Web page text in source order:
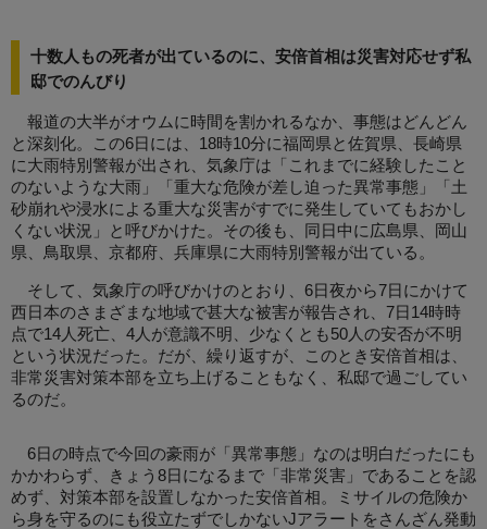
十数人もの死者が出ているのに、安倍首相は災害対応せず私
邸でのんびり
報道の大半がオウムに時間を割かれるなか、事態はどんどん
と深刻化。この6日には、18時10分に福岡県と佐賀県、長崎県
に大雨特別警報が出され、気象庁は「これまでに経験したこと
のないような大雨」「重大な危険が差し迫った異常事態」「土
砂崩れや浸水による重大な災害がすでに発生していてもおかし
くない状況」と呼びかけた。その後も、同日中に広島県、岡山
県、鳥取県、京都府、兵庫県に大雨特別警報が出ている。
そして、気象庁の呼びかけのとおり、6日夜から7日にかけて
西日本のさまざまな地域で甚大な被害が報告され、7日14時時
点で14人死亡、4人が意識不明、少なくとも50人の安否が不明
という状況だった。だが、繰り返すが、このとき安倍首相は、
非常災害対策本部を立ち上げることもなく、私邸で過ごしてい
るのだ。
6日の時点で今回の豪雨が「異常事態」なのは明白だったにも
かかわらず、きょう8日になるまで「非常災害」であることを認
めず、対策本部を設置しなかった安倍首相。ミサイルの危険か
ら身を守るのにも役立たずでしかないJアラートをさんざん発動